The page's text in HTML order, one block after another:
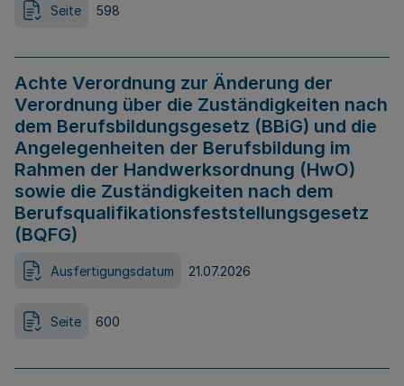
Seite 598
Achte Verordnung zur Änderung der
Verordnung über die Zuständigkeiten nach
dem Berufsbildungsgesetz (BBiG) und die
Angelegenheiten der Berufsbildung im
Rahmen der Handwerksordnung (HwO)
sowie die Zuständigkeiten nach dem
Berufsqualifikationsfeststellungsgesetz
(BQFG)
Ausfertigungsdatum 21.07.2026
Seite 600